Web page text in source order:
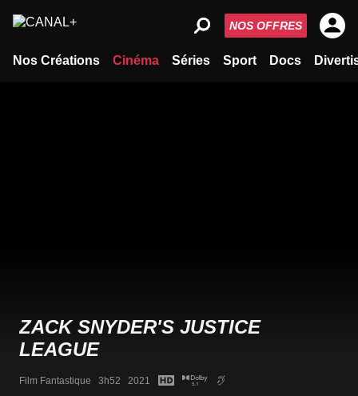
Nos Créations Cinéma Séries Sport Docs
NOS OFFRES
ZACK SNYDER'S JUSTICE
LEAGUE
Film Fantastique   3h52   2021